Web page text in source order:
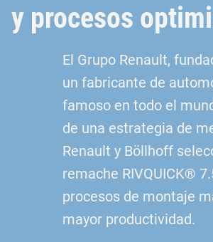
y procesos
El Grupo Renault,
un fabricante de
famoso en todo el
de una estrategia de
Renault y Böllhoff
remache RIVQUICK®
procesos de montaje
mayor productividad.